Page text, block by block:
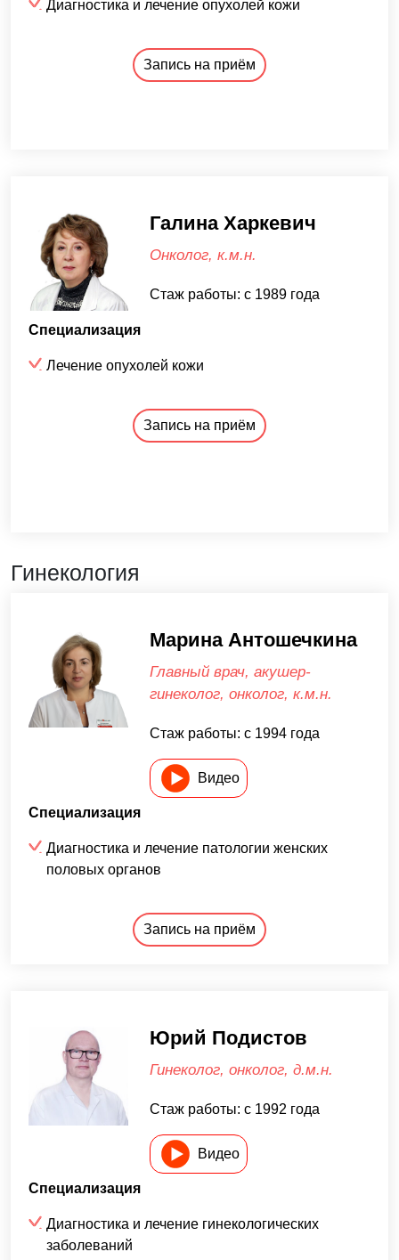
Диагностика и лечение опухолей кожи
Запись на приём
Галина Харкевич
Онколог, к.м.н.
Стаж работы: с 1989 года
Специализация
Лечение опухолей кожи
Запись на приём
Гинекология
Марина Антошечкина
Главный врач, акушер-
гинеколог, онколог, к.м.н.
Стаж работы: с 1994 года
Видео
Специализация
Диагностика и лечение патологии женских
половых органов
Запись на приём
Юрий Подистов
Гинеколог, онколог, д.м.н.
Стаж работы: c 1992 года
Видео
Специализация
Диагностика и лечение гинекологических
заболеваний